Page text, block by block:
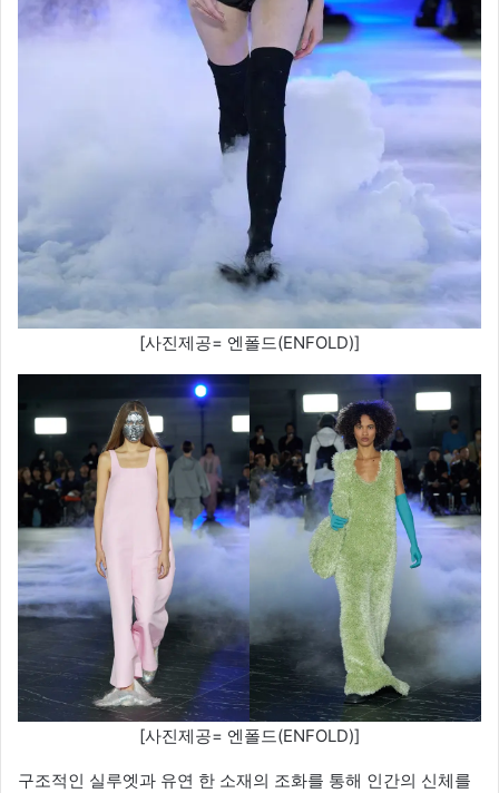
[사진제공= 엔폴드(ENFOLD)]
[사진제공= 엔폴드(ENFOLD)]
구조적인 실루엣과 유연 한 소재의 조화를 통해 인간의 신체를